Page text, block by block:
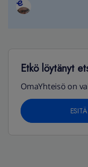
Etkö löytänyt
OmaYhteisö on